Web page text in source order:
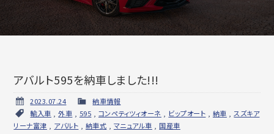
アバルト595を納車しました!!!
2023.07.24
納車情報
輸入車 ,外車 595 コンペティツィオーネ ビップオート 納車
スズキア
リーナ富津
アバルト 納車式 マニュアル車 ,国産車